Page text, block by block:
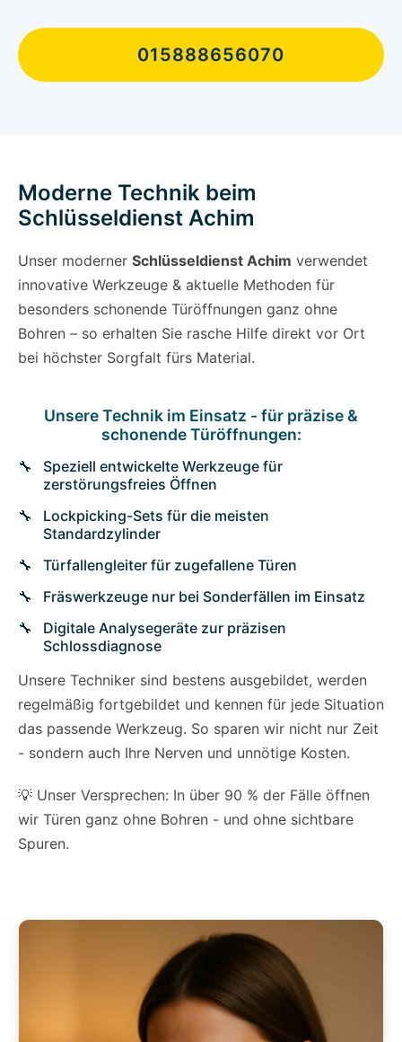
015888656070
Moderne Technik beim
Schlüsseldienst Achim
Unser moderner Schlüsseldienst Achim verwendet
innovative Werkzeuge & aktuelle Methoden für
besonders schonende Türöffnungen ganz ohne
Bohren – so erhalten Sie rasche Hilfe direkt vor Ort
bei höchster Sorgfalt fürs Material.
Unsere Technik im Einsatz - für präzise &
schonende Türöffnungen:
Speziell entwickelte Werkzeuge für
zerstörungsfreies Öffnen
Lockpicking-Sets für die meisten
Standardzylinder
Türfallengleiter für zugefallene Türen
Fräswerkzeuge nur bei Sonderfällen im Einsatz
Digitale Analysegeräte zur präzisen
Schlossdiagnose
Unsere Techniker sind bestens ausgebildet, werden
regelmäßig fortgebildet und kennen für jede Situation
das passende Werkzeug. So sparen wir nicht nur Zeit
- sondern auch Ihre Nerven und unnötige Kosten.
💡 Unser Versprechen: In über 90 % der Fälle öffnen
wir Türen ganz ohne Bohren - und ohne sichtbare
Spuren.